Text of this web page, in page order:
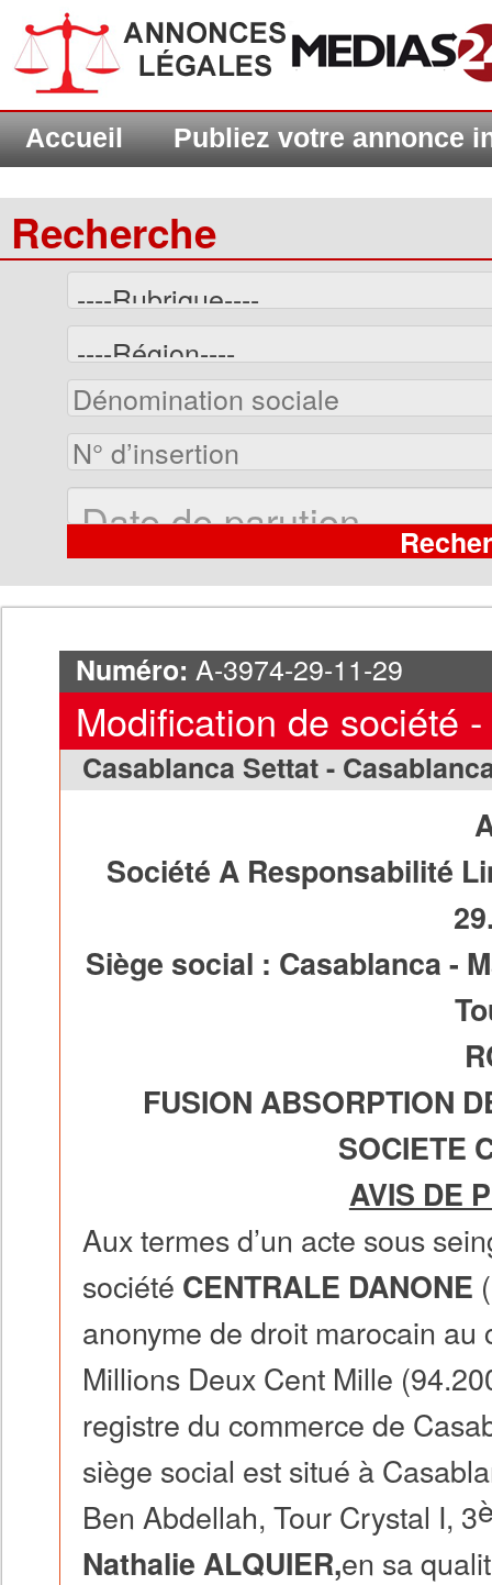
Accueil Publiez votre annonce
Recherche
Numéro: A-3974-29-11-29
Modification de société
Casablanca Settat -
Société A Responsabilité
Siège social : Casablanca -
FUSION ABSORPTION
SOCIETE
AVIS DE
Aux termes d’un acte sous
société CENTRALE DANONE
anonyme de droit marocain
Millions Deux Cent Mille
registre du commerce de
siège social est situé à
Ben Abdellah, Tour Crystal I, 3
Nathalie ALQUIER,en sa